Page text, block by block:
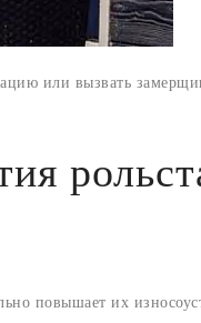
или вызвать
повышает их